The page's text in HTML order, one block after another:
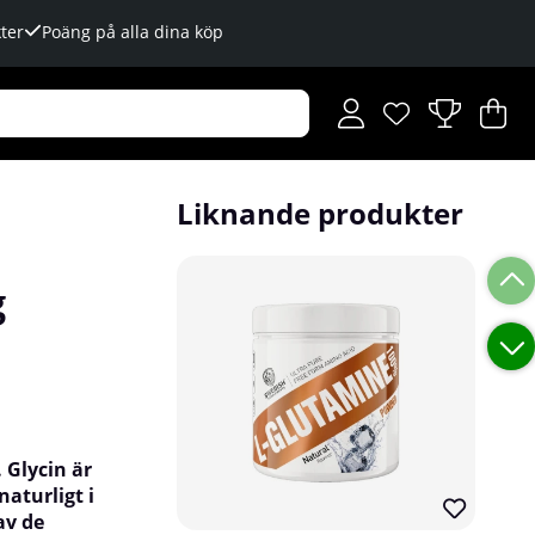
Poäng på alla dina köp
Önskelista
Antal i
.
.
Glycin är
i
de
Liknande produkter